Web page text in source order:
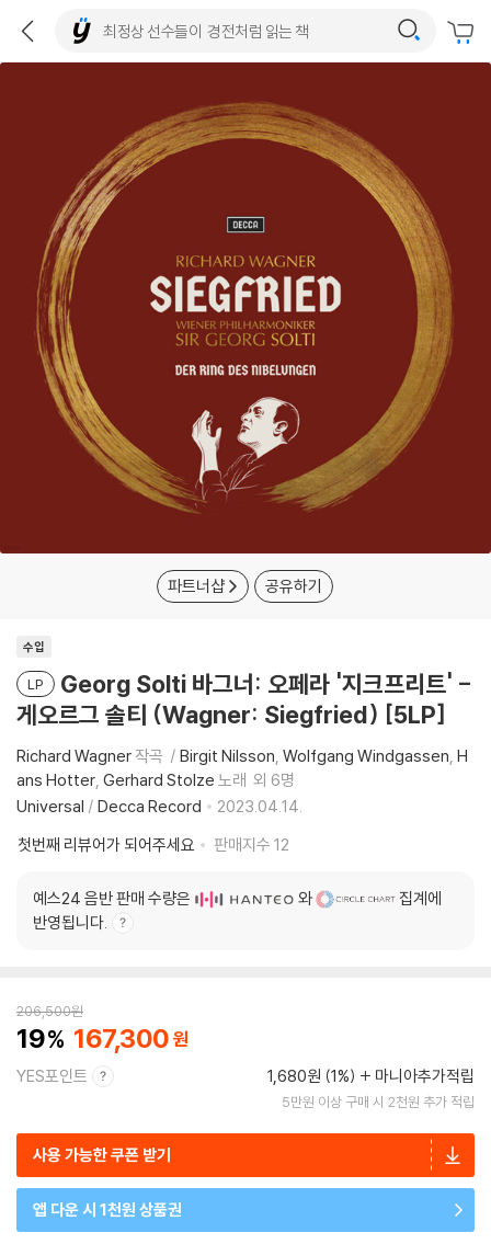
파트너샵 공유하기
수입
LP
Georg Solti 바그너: 오페라 '지크프리트' -
게오르그 솔티 (Wagner: Siegfried) [5LP]
Richard Wagner 작곡 Birgit Nilsson Wolfgang Windgassen H
ans Hotter Gerhard Stolze 노래 외 6명
Universal / Decca Record
2023.04.14.
첫번째 리뷰어가 되어주세요
판매지수 12
예스24 음반 판매 수량은 와
집계에
반영됩니다.
206,500원
19 167,300
YES포인트 1,680원 (1%) 마니아추가적립
5만원 이상 구매 시 2천원 추가 적립
사용 가능한 쿠폰 받기
앱 다운 시 1천원 상품권